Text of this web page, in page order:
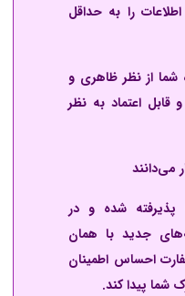
را به حداقل
از نظر ظاهری و
اعتماد به نظر
می‌دانند
شده و در
جدید با همان
احساس اطمینان
پیدا کند.